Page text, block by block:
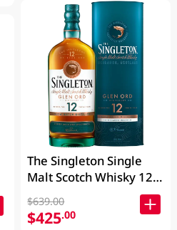
The Singleton Single
Malt Scotch Whisky 12
Years 700ML
$639.00
$425.00